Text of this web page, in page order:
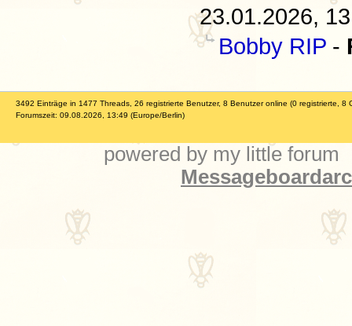
23.01.2026,
Bobby RIP -
3492 Einträge in 1477 Threads, 26 registrierte Benutzer, 8 Benutzer online (0 registrierte, 8
Forumszeit: 09.08.2026, 13:49 (Europe/Berlin)
powered by my little forum